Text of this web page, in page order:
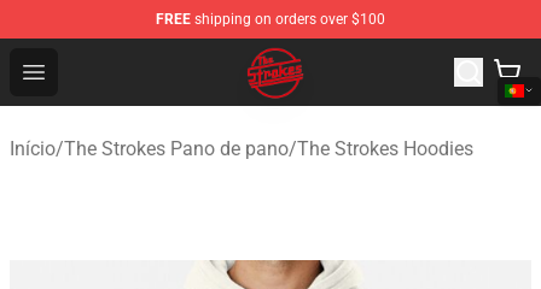
FREE shipping on orders over $100
Open menu
The Strokes Shop - Official The Strokes Merchandise
Início/The Strokes Pano de pano/The Strokes Hoodies